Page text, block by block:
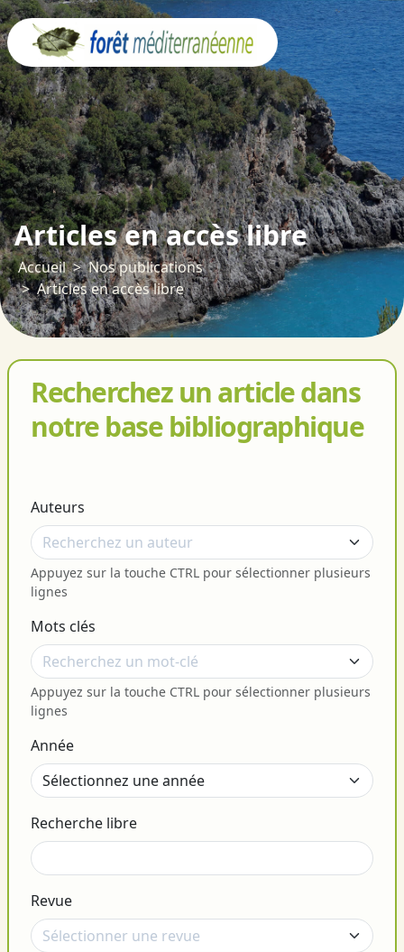
Articles en accès libre
Accueil
Nos publications
Articles en accès libre
Recherchez un article dans
notre base bibliographique
Auteurs
Appuyez sur la touche CTRL pour sélectionner plusieurs
lignes
Mots clés
Appuyez sur la touche CTRL pour sélectionner plusieurs
lignes
Année
Recherche libre
Revue
Panneau de gestion des cookies